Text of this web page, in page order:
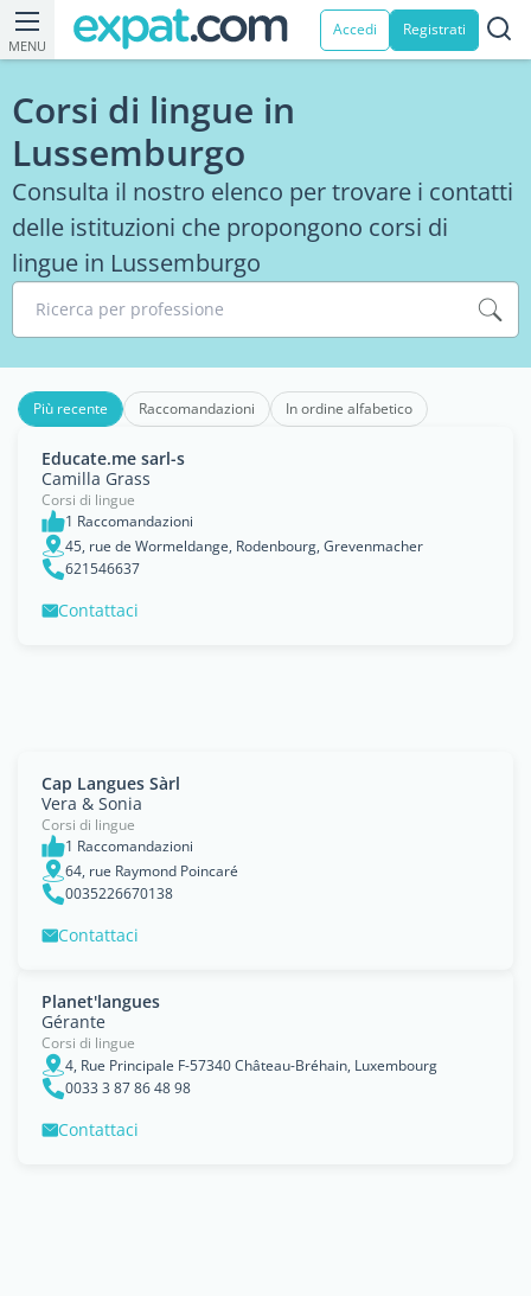
MENU
Accedi Registrati
Corsi di lingue in
Lussemburgo
Consulta il nostro elenco per trovare i contatti
delle istituzioni che propongono corsi di
lingue in Lussemburgo
Ricerca per professione
Più recente Raccomandazioni In ordine alfabetico
Educate.me sarl-s
Camilla Grass
Corsi di lingue
1 Raccomandazioni
45, rue de Wormeldange, Rodenbourg, Grevenmacher
621546637
Contattaci
Cap Langues Sàrl
Vera & Sonia
Corsi di lingue
1 Raccomandazioni
64, rue Raymond Poincaré
0035226670138
Contattaci
Planet'langues
Gérante
Corsi di lingue
4, Rue Principale F-57340 Château-Bréhain, Luxembourg
0033 3 87 86 48 98
Contattaci